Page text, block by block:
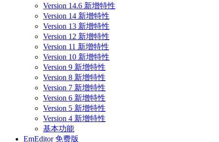
Version 14.6 新增特性
Version 14 新增特性
Version 13 新增特性
Version 12 新增特性
Version 11 新增特性
Version 10 新增特性
Version 9 新增特性
Version 8 新增特性
Version 7 新增特性
Version 6 新增特性
Version 5 新增特性
Version 4 新增特性
基本功能
EmEditor 免费版